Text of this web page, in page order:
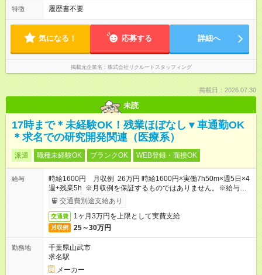
特徴 履歴書不要
気になる！ 応募する 詳細へ
掲載元企業名 株式会社リクルートスタッフィング
掲載日：2026.07.30
未読
17時まで＊未経験OK！残業ほぼなし▼車通勤OK
＊求名での研究開発関連（医療系）
派遣 職種未経験OK ブランクOK WEB登録・面接OK
給与
時給1600円 月収例 26万円 時給1600円×実働7h50m×週5日×4
週+残業5h ※月収例を保証するものではありません。※給与即受
取りサービス利用可（利用条件有）
交通費別途支給あり
交通費 1ヶ月3万円を上限として実費支給
月収例 25～30万円
勤務地
千葉県山武市
求名駅
メーカー